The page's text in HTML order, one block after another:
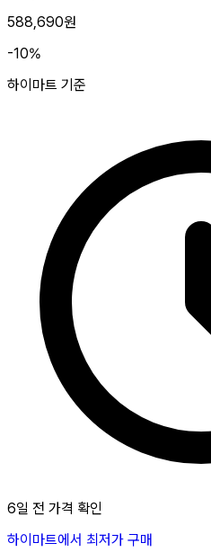
588,690원
-10%
하이마트 기준
6일 전 가격 확인
하이마트에서 최저가 구매